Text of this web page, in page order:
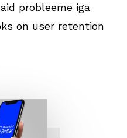
probleeme iga
on user retention